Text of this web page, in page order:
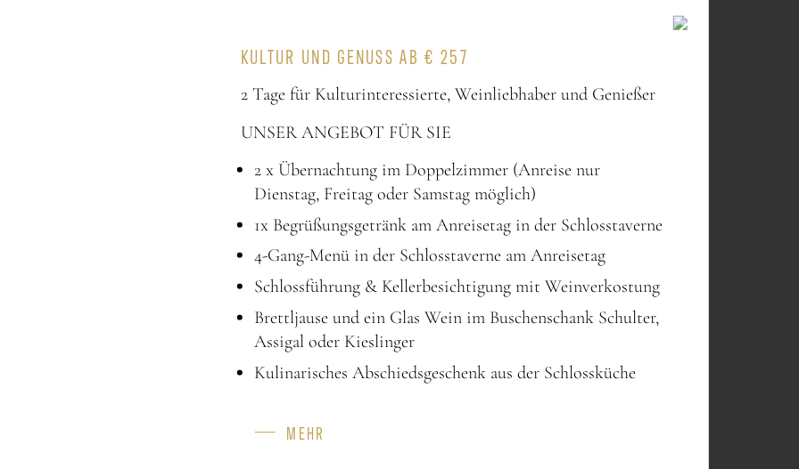
KULTUR UND GENUSS AB € 257
2 Tage für Kulturinteressierte, Weinliebhaber und Genießer
UNSER ANGEBOT FÜR SIE
2 x Übernachtung im Doppelzimmer (Anreise nur
Dienstag, Freitag oder Samstag möglich)
1x Begrüßungsgetränk am Anreisetag in der Schlosstaverne
4-Gang-Menü in der Schlosstaverne am Anreisetag
Schlossführung & Kellerbesichtigung mit Weinverkostung
Brettljause und ein Glas Wein im Buschenschank Schulter,
Assigal oder Kieslinger
Kulinarisches Abschiedsgeschenk aus der Schlossküche
MEHR